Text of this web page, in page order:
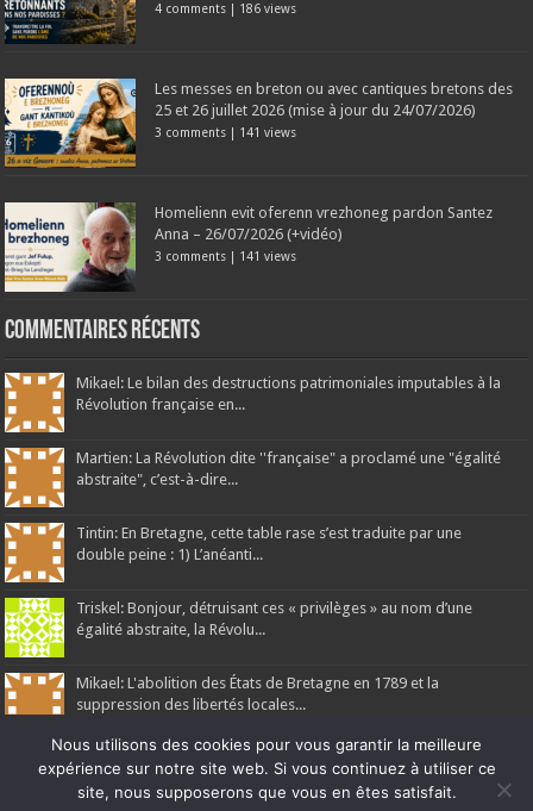
4 comments | 186 views
Les messes en breton ou avec cantiques bretons des
25 et 26 juillet 2026 (mise à jour du 24/07/2026)
3 comments | 141 views
Homelienn evit oferenn vrezhoneg pardon Santez
Anna – 26/07/2026 (+vidéo)
3 comments | 141 views
Commentaires récents
Mikael: Le bilan des destructions patrimoniales imputables à la
Révolution française en...
Martien: La Révolution dite ''française" a proclamé une "égalité
abstraite", c’est-à-dire...
Tintin: En Bretagne, cette table rase s’est traduite par une
double peine : 1) L’anéanti...
Triskel: Bonjour, détruisant ces « privilèges » au nom d’une
égalité abstraite, la Révolu...
Mikael: L'abolition des États de Bretagne en 1789 et la
suppression des libertés locales...
Nous utilisons des cookies pour vous garantir la meilleure
expérience sur notre site web. Si vous continuez à utiliser ce
site, nous supposerons que vous en êtes satisfait.